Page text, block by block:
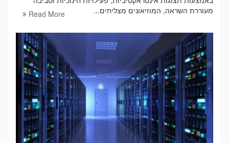
מעוררת השראה, המוזיאונים מצליחים...
Read More